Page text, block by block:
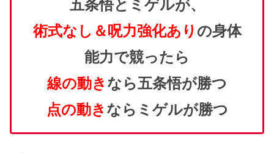
五条悟とミゲルが、
術式なし＆呪力強化あり の身体
能力で競ったら
線の動き なら五条悟が勝つ
点の動き ならミゲルが勝つ